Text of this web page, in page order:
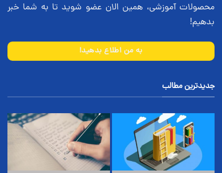
محصولات آموزشی، همین الان عضو شوید تا به شما خبر
بدهیم!
به من اطلاع بدهید!
جدیدترین مطالب